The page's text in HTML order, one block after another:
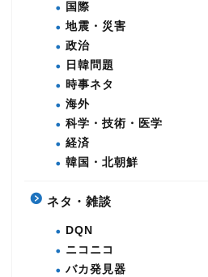
国際
地震・災害
政治
日韓問題
時事ネタ
海外
科学・技術・医学
経済
韓国・北朝鮮
ネタ・雑談
DQN
ニコニコ
バカ発見器